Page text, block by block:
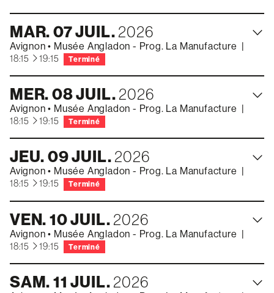
MAR.07JUIL.2026
Avignon• Musée Angladon - Prog. La Manufacture |
18:15
à
19:15 Terminé
MER.08JUIL.2026
Avignon• Musée Angladon - Prog. La Manufacture |
18:15
à
19:15 Terminé
JEU.09JUIL.2026
Avignon• Musée Angladon - Prog. La Manufacture |
18:15
à
19:15 Terminé
VEN.10JUIL.2026
Avignon• Musée Angladon - Prog. La Manufacture |
18:15
à
19:15 Terminé
SAM.11 JUIL.2026